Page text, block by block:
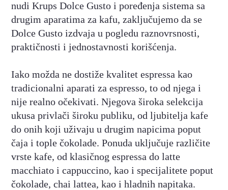
nudi Krups Dolce Gusto i poređenja sistema sa
drugim aparatima za kafu, zaključujemo da se
Dolce Gusto izdvaja u pogledu raznovrsnosti,
praktičnosti i jednostavnosti korišćenja.
Iako možda ne dostiže kvalitet espressa kao
tradicionalni aparati za espresso, to od njega i
nije realno očekivati. Njegova široka selekcija
ukusa privlači široku publiku, od ljubitelja kafe
do onih koji uživaju u drugim napicima poput
čaja i tople čokolade. Ponuda uključuje različite
vrste kafe, od klasičnog espressa do latte
macchiato i cappuccino, kao i specijalitete poput
čokolade, chai lattea, kao i hladnih napitaka.